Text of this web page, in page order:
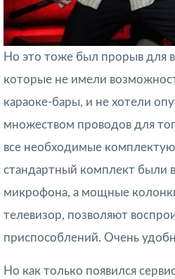
Но это тоже был прорыв для
которые не имели
караоке-бары, и не хотели
множеством проводов для
все необходимые
стандартный комплект были
микрофона, а мощные
телевизор, позволяют
приспособлений. Очень
Но как только появился